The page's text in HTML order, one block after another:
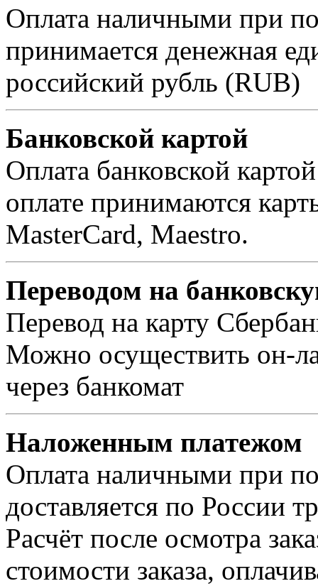
Оплата наличными при
принимается денежная
российский рубль (RUB)
Банковской картой
Оплата банковской
оплате принимаются
MasterCard, Maestro.
Переводом на
Перевод на карту
Можно осуществить он-
через банкомат
Наложенным платежом
Оплата наличными при
доставляется по России
Расчёт после осмотра
стоимости заказа,